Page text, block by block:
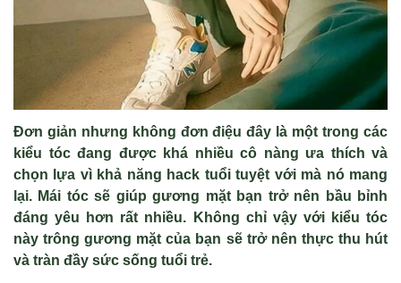
Đơn giản nhưng không đơn điệu đây là một trong các
kiểu tóc đang được khá nhiều cô nàng ưa thích và
chọn lựa vì khả năng hack tuổi tuyệt với mà nó mang
lại. Mái tóc sẽ giúp gương mặt bạn trở nên bầu bỉnh
đáng yêu hơn rất nhiều. Không chỉ vậy với kiểu tóc
này trông gương mặt của bạn sẽ trở nên thực thu hút
và tràn đầy sức sống tuổi trẻ.